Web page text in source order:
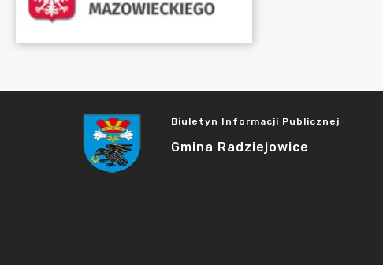
Biuletyn Informacji Publicznej
Gmina Radziejowice